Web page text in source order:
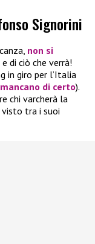
Signorini
non si
e di ciò che verrà!
in giro per l’Italia
di certo).
chi varcherà la
visto tra i suoi